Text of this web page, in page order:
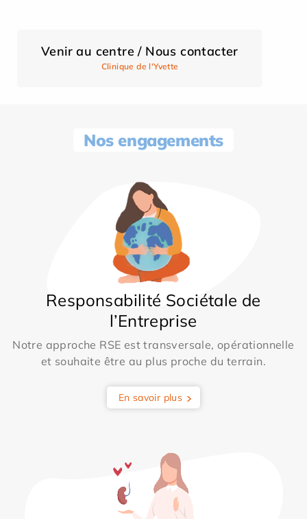
Venir au centre / Nous contacter
Clinique de l'Yvette
Nos engagements
Responsabilité Sociétale de
l’Entreprise
Notre approche RSE est transversale, opérationnelle
et souhaite être au plus proche du terrain.
En savoir plus